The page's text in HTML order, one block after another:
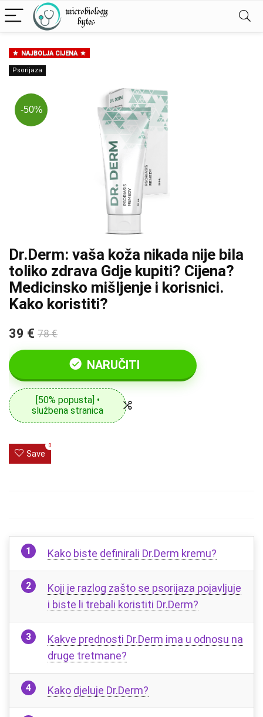
NAJBOLJA CIJENA
Psorijaza
-50%
Dr.Derm: vaša koža nikada nije bila
toliko zdrava Gdje kupiti? Cijena?
Medicinsko mišljenje i korisnici.
Kako koristiti?
39 € 78 €
NARUČITI
[50% popusta] •
službena stranica
Save
0
Kako biste definirali Dr.Derm kremu?
Koji je razlog zašto se psorijaza pojavljuje
i biste li trebali koristiti Dr.Derm?
Kakve prednosti Dr.Derm ima u odnosu na
druge tretmane?
Kako djeluje Dr.Derm?